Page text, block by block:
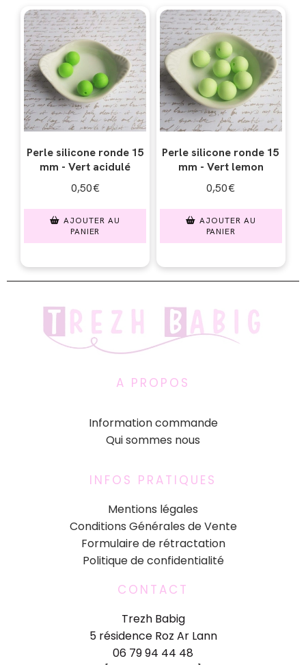
Perle silicone ronde 15
mm - Vert acidulé
0,50€
AJOUTER AU
PANIER
Perle silicone ronde 15
mm - Vert lemon
0,50€
AJOUTER AU
PANIER
A PROPOS
Information commande
Qui sommes nous
INFOS PRATIQUES
Mentions légales
Conditions Générales de Vente
Formulaire de rétractation
Politique de confidentialité
CONTACT
Trezh Babig
5 résidence Roz Ar Lann
06 79 94 44 48